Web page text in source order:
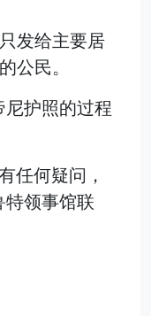
发给主要居
公民。
护照的过程
任何疑问，
领事馆联